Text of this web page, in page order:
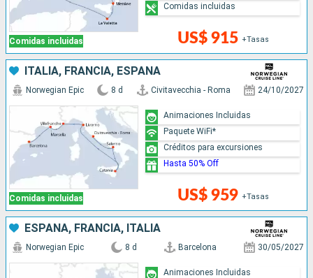
Comidas incluidas US$ 915 +Tasas
Comidas incluidas
ITALIA, FRANCIA, ESPAÑA
Comidas incluidas
Norwegian Epic 8 d Civitavecchia - Roma 24/10/2027
US$ 959 +Tasas
Animaciones Incluidas
Paquete WiFi*
Créditos para excursiones
Hasta 50% Off
ESPAÑA, FRANCIA, ITALIA
Norwegian Epic 8 d Barcelona 30/05/2027
Animaciones Incluidas